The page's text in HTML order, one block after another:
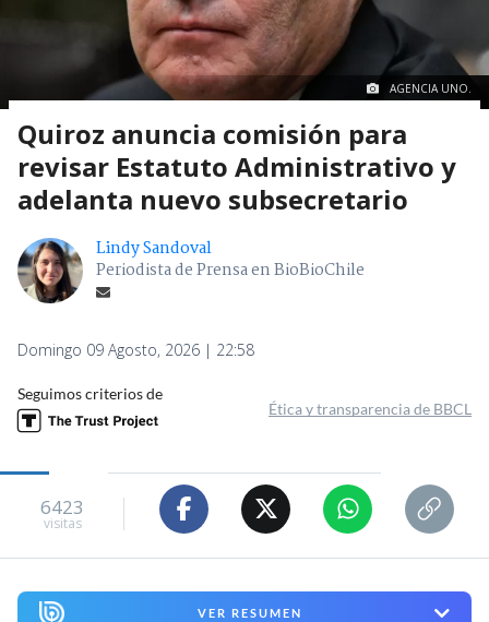
AGENCIA UNO.
Quiroz anuncia comisión para
revisar Estatuto Administrativo y
adelanta nuevo subsecretario
Lindy Sandoval
Periodista de Prensa en BioBioChile
Domingo 09 Agosto, 2026 | 22:58
Seguimos criterios de
Ética y transparencia de BBCL
6423
visitas
VER RESUMEN